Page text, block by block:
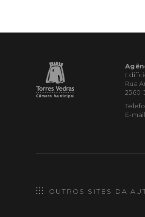
Rua
2560-
E-
OUTROS SITES DA